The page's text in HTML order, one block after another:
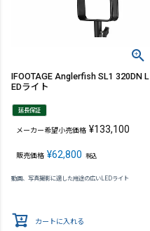
IFOOTAGE Anglerfish SL1 320DN L
EDライト
延長保証
メーカー希望小売価格 ¥133,100
販売価格 ¥62,800 税込
動画、写真撮影に適した用途の広いLEDライト
カートに入れる